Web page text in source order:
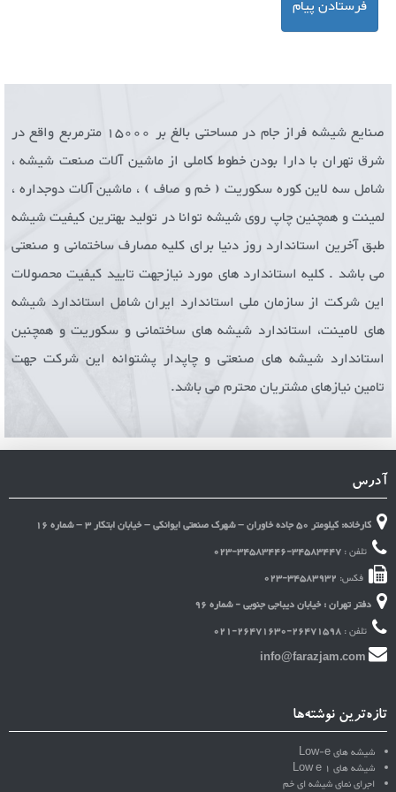
فرستادن پیام
صنایع شیشه فراز جام در مساحتی بالغ بر 15000 مترمربع واقع در
شرق تهران با دارا بودن خطوط کاملی از ماشین آلات صنعت شیشه ،
شامل سه لاین کوره سکوریت ( خم و صاف ) ، ماشین آلات دوجداره ،
لمینت و همچنین چاپ روی شیشه توانا در تولید بهترین کیفیت شیشه
طبق آخرین استاندارد روز دنیا برای کلیه مصارف ساختمانی و صنعتی
می باشد . کلیه استاندارد های مورد نیازجهت تایید کیفیت محصولات
این شرکت از سازمان ملی استاندارد ایران شامل استاندارد شیشه
های لامینت، استاندارد شیشه های ساختمانی و سکوریت و همچنین
استاندارد شیشه های صنعتی و چاپدار پشتوانه این شرکت جهت
تامین نیازهای مشتریان محترم می باشد.
آدرس
کارخانه: کیلومتر 50 جاده خاوران – شهرک صنعتی ایوانکی – خیابان ابتکار 3 – شماره 16
تلفن :023-34583446-34583447
فکس: 023-34583932
دفتر تهران : خیابان دیباجی جنوبی - شماره 96
تلفن :021-26471630-26471598
info@farazjam.com
تازه‌ترین نوشته‌ها
شیشه های Low-e
شیشه های Low e 1
اجرای نمای شیشه ای خم